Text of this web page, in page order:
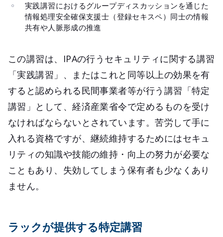
実践講習におけるグループディスカッションを通じた
情報処理安全確保支援士（登録セキスペ）同士の情報
共有や人脈形成の推進
この講習は、IPAの行うセキュリティに関する講習
「実践講習」、またはこれと同等以上の効果を有
すると認められる民間事業者等が行う講習「特定
講習」として、経済産業省令で定めるものを受け
なければならないとされています。苦労して手に
入れる資格ですが、継続維持するためにはセキュ
リティの知識や技能の維持・向上の努力が必要な
こともあり、失効してしまう保有者も少なくあり
ません。
ラックが提供する特定講習